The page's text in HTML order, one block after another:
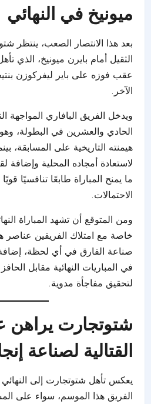
ميونيخ في النهائي
بعد هذا الانتصار الصعب، ينتظر
الثقيل أمام بايرن ميونيخ، الذي
الآخر.
ويدخل الفريق البافاري المواجهة
الحادي والعشرين في البطولة،
هيمنته التاريخية على المسابقة،
لاستعادة أمجاده المحلية
ما يمنح المباراة طابعًا تنافسيًا
الاحتمالات.
ومن المتوقع أن تشهد المباراة
خاصة مع امتلاك الفريقين عناصر
صناعة الفارق في أي لحظة، إضافة
في المباريات النهائية مقابل
لتحقيق مفاجأة مدوية.
شتوتجارت يراهن
القتالية لصناعة
يعكس تأهل شتوتجارت إلى
الفريق هذا الموسم، سواء على